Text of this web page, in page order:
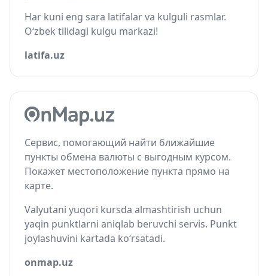
Har kuni eng sara latifalar va kulguli rasmlar.
O‘zbek tilidagi kulgu markazi!
latifa.uz
Сервис, помогающий найти ближайшие
пункты обмена валюты с выгодным курсом.
Покажет местоположение пункта прямо на
карте.
Valyutani yuqori kursda almashtirish uchun
yaqin punktlarni aniqlab beruvchi servis. Punkt
joylashuvini kartada ko‘rsatadi.
onmap.uz